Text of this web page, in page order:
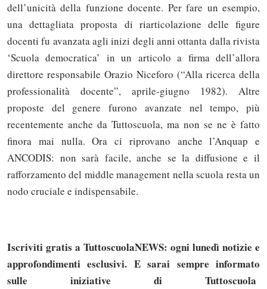
dell’unicità della funzione docente. Per fare un esempio,
una dettagliata proposta di riarticolazione delle figure
docenti fu avanzata agli inizi degli anni ottanta dalla rivista
‘Scuola democratica’ in un articolo a firma dell’allora
direttore responsabile Orazio Niceforo (“Alla ricerca della
professionalità docente”, aprile-giugno 1982). Altre
proposte del genere furono avanzate nel tempo, più
recentemente anche da Tuttoscuola, ma non se ne è fatto
finora mai nulla. Ora ci riprovano anche l’Anquap e
ANCODIS: non sarà facile, anche se la diffusione e il
rafforzamento del middle management nella scuola resta un
nodo cruciale e indispensabile.
Iscriviti gratis a TuttoscuolaNEWS: ogni lunedì notizie e
approfondimenti esclusivi. E sarai sempre informato
sulle iniziative di Tuttoscuola